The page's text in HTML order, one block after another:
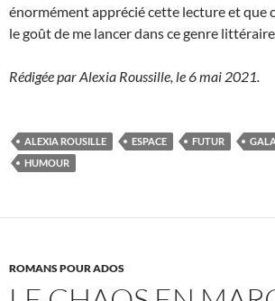
énormément apprécié cette lecture et que
le goût de me lancer dans ce genre
Rédigée par Alexia Roussille, le 6 mai 2021.
ALEXIA ROUSILLE ESPACE FUTUR
HUMOUR
ROMANS POUR ADOS